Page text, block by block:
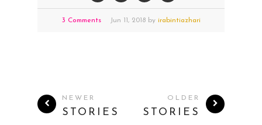
3 Comments Jun 11,2018 by irabintiazhari
NEWER
STORIES
OLDER
STORIES